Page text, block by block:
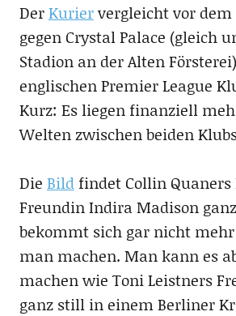
DerKuriervergleicht vor dem
gegen Crystal Palace (gleich
Stadion an der Alten
englischen Premier League
Kurz: Es liegen finanziell
Welten zwischen beiden
Die Bildfindet Collin Quaners
Freundin Indira Madison
bekommt sich gar nicht
man machen. Man kann es
machen wie Toni Leistners
ganz still in einem Berliner